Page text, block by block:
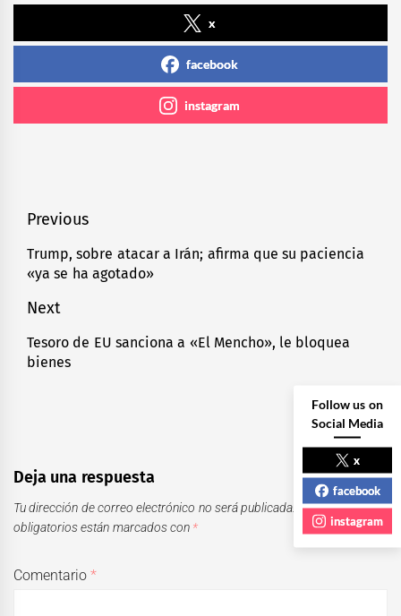
x
facebook
instagram
Navegación
de
entradas
Previous
Previous
post:
Trump, sobre atacar a Irán; afirma que su paciencia
«ya se ha agotado»
Next
Next
post:
Tesoro de EU sanciona a «El Mencho», le bloquea
bienes
Deja una respuesta
Tu dirección de correo electrónico no será publicada.
Los campos
obligatorios están marcados con *
Comentario*
Follow us on
Social Media
x
facebook
instagram